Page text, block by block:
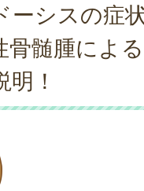
ーシスの症
骨髄腫によ
！